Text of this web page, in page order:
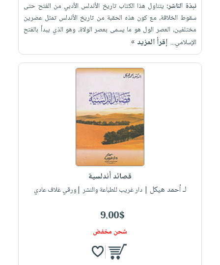
نبذة الناشر: يتناول هذا الكتاب تاريخ الأندلس الأدبي من الفتح حتى
سقوط الخلافة، مع كون هذه الحقبة من تاريخ الأندلس تمثل عصرين
مختلفين، العصر الول هو ما يسمى بعصر الولاة، وهو الذي يبدأ بالفتح
الإسلامي... إقرأ المزيد »
قصائد أندلسية
لـ أحمد هيكل | دار غريب للطباعة والنشر |ورقي غلاف عادي
9.00$
شحن مخفض